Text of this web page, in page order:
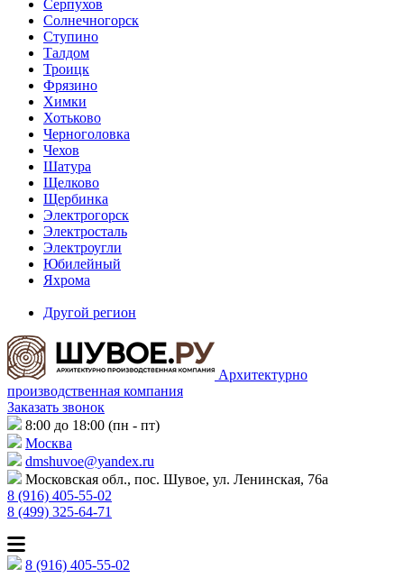
Серпухов
Солнечногорск
Ступино
Талдом
Троицк
Фрязино
Химки
Хотьково
Черноголовка
Чехов
Шатура
Щелково
Щербинка
Электрогорск
Электросталь
Электроугли
Юбилейный
Яхрома
Другой регион
Архитектурно
производственная компания
Заказать звонок
8:00 до 18:00 (пн - пт)
Москва
dmshuvoe@yandex.ru
Московская обл., пос. Шувое, ул. Ленинская, 76а
8 (916) 405-55-02
8 (499) 325-64-71
8 (916) 405-55-02